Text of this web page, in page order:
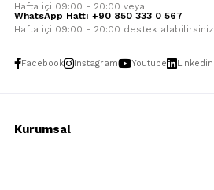
Hafta içi 09:00 - 20:00 veya
WhatsApp Hattı +90 850 333 0 567
Hafta içi 09:00 - 20:00 destek alabilirsiniz
Facebook Instagram Youtube Linkedin
Kurumsal